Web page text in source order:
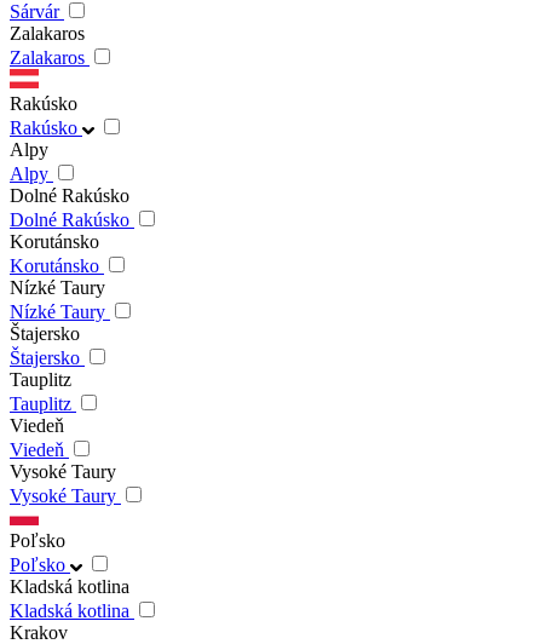
Sárvár
Zalakaros
Zalakaros
Rakúsko
Rakúsko
Alpy
Alpy
Dolné Rakúsko
Dolné Rakúsko
Korutánsko
Korutánsko
Nízké Taury
Nízké Taury
Štajersko
Štajersko
Tauplitz
Tauplitz
Viedeň
Viedeň
Vysoké Taury
Vysoké Taury
Poľsko
Poľsko
Kladská kotlina
Kladská kotlina
Krakov